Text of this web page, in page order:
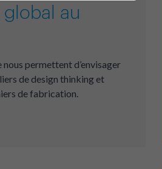
au
permettent d’envisager
de design thinking et
de fabrication.